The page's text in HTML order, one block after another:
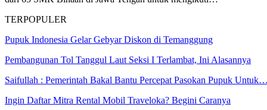
TERPOPULER
Pupuk Indonesia Gelar Gebyar Diskon di Temanggung
Pembangunan Tol Tanggul Laut Seksi I Terlambat, Ini Alasannya
Saifullah : Pemerintah Bakal Bantu Percepat Pasokan Pupuk Untuk…
Ingin Daftar Mitra Rental Mobil Traveloka? Begini Caranya